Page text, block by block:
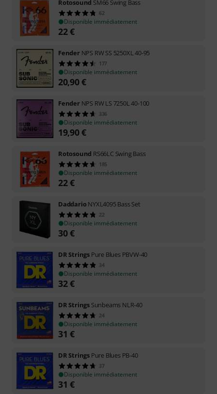
Rotosound SM66 Swing Bass
62
Disponible immédiatement
22€
Fender NPS RW SS 5250XL 40-95
177
Disponible immédiatement
20,90€
Fender NPS RW LS 7250L 40-100
336
Disponible immédiatement
19,90€
Rotosound RS66LC Swing Bass
185
Disponible immédiatement
22€
DaddarioNYXL4095 Bass Set
22
Disponible immédiatement
30€
DR Strings Pure Blues PBVW-40
34
Disponible immédiatement
32€
DR Strings Sunbeams NLR-40
24
Disponible immédiatement
31 €
DR Strings Pure Blues PB-40
37
Disponible immédiatement
31 €